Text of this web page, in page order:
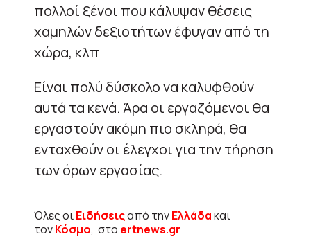
πολλοί ξένοι που κάλυψαν θέσεις
χαμηλών δεξιοτήτων έφυγαν από τη
χώρα, κλπ
Είναι πολύ δύσκολο να καλυφθούν
αυτά τα κενά. Άρα οι εργαζόμενοι θα
εργαστούν ακόμη πιο σκληρά, θα
ενταχθούν οι έλεγχοι για την τήρηση
των όρων εργασίας.
Όλες οιΕιδήσειςαπό τηνΕλλάδακαι
τονΚόσμο, στο ertnews.gr